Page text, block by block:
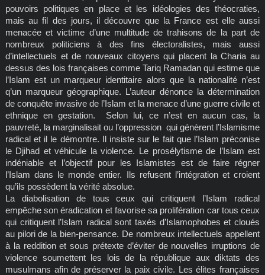
pouvoirs politiques en place et les idéologies des théocraties,
mais au fil des jours, il découvre que la France est elle aussi
menacée et victime d’une multitude de trahisons de la part de
nombreux politiciens à des fins électoralistes, mais aussi
d’intellectuels et de nouveaux citoyens qui placent la Charia au
dessus des lois françaises comme Tariq Ramadan qui estime que
l’Islam est un marqueur identitaire alors que la nationalité n’est
q’un marqueur géographique. L’auteur dénonce la détermination
de conquête invasive de l’Islam et la menace d’une guerre civile et
ethnique en gestation. Selon lui, ce n’est en aucun cas, la
pauvreté, la marginalisait ou l’oppression qui génèrent l’Islamisme
radical et il le démontre. Il insiste sur le fait que l’Islam préconise
le Djihad et véhicule la violence. Le prosélytisme de l’Islam est
indéniable et l’objectif pour les Islamistes est de faire régner
l’Islam dans le monde entier. Ils refusent l’intégration et croient
qu’ils possèdent la vérité absolue.
La diabolisation de tous ceux qui critiquent l’Islam radical
empêche son éradication et favorise sa prolifération car tous ceux
qui critiquent l’Islam radical sont taxés d’Islamophobes et cloués
au pilori de la bien-pensance. De nombreux intellectuels appellent
à la reddition et sous prétexte d’éviter de nouvelles irruptions de
violence soumettent les lois de la république aux diktats des
musulmans afin de préserver la paix civile. Les élites françaises